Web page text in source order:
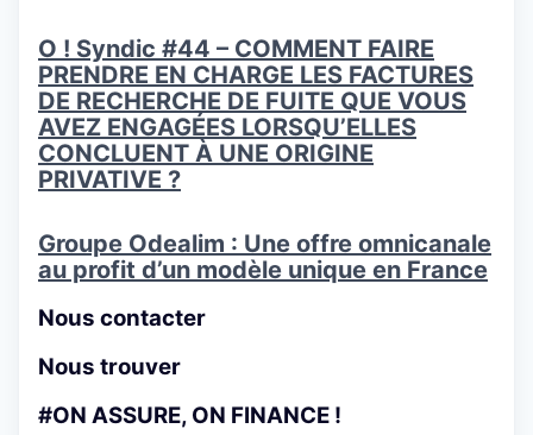
O ! Syndic #44 – COMMENT FAIRE
PRENDRE EN CHARGE LES FACTURES
DE RECHERCHE DE FUITE QUE VOUS
AVEZ ENGAGÉES LORSQU’ELLES
CONCLUENT À UNE ORIGINE
PRIVATIVE ?
Groupe Odealim : Une offre omnicanale
au profit d’un modèle unique en France
Nous contacter
Nous trouver
#ON ASSURE, ON FINANCE !